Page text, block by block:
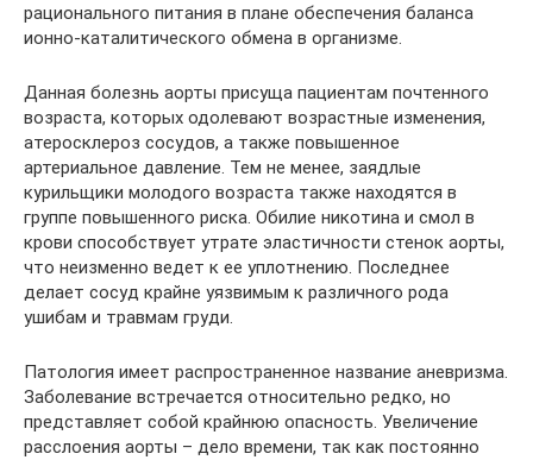
рационального питания в плане обеспечения баланса
ионно-каталитического обмена в организме.
Данная болезнь аорты присуща пациентам почтенного
возраста, которых одолевают возрастные изменения,
атеросклероз сосудов, а также повышенное
артериальное давление. Тем не менее, заядлые
курильщики молодого возраста также находятся в
группе повышенного риска. Обилие никотина и смол в
крови способствует утрате эластичности стенок аорты,
что неизменно ведет к ее уплотнению. Последнее
делает сосуд крайне уязвимым к различного рода
ушибам и травмам груди.
Патология имеет распространенное название аневризма.
Заболевание встречается относительно редко, но
представляет собой крайнюю опасность. Увеличение
расслоения аорты – дело времени, так как постоянно